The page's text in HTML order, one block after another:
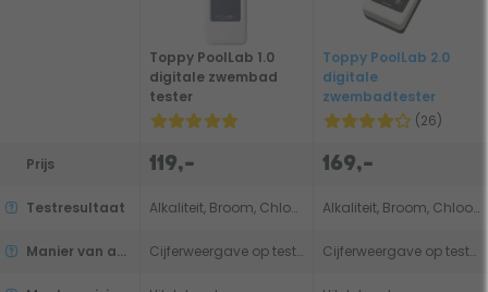
Prijs
Testresultaat
Manier van aflezen
Toppy PoolLab 1.0
digitale zwembad
tester
119,-
Alkaliteit, Broom, Chloor, Hardheid, pH, Stabilisatie
Cijferweergave op tester
Toppy PoolLab 2.0
digitale
zwembadtester
(26)
169,-
Alkaliteit, Broom, Chloor, Hardheid, Koper, pH, Stabilisatie
Cijferweergave op tester, Via smartphone